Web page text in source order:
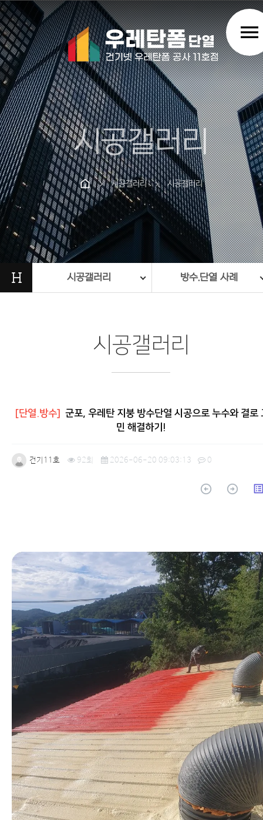
menu
시공갤러리
chevron_right 시공갤러리 chevron_right 시공갤러리
H 시공갤러리 방수.단열 사례
시공갤러리
[단열.방수]
군포, 우레탄 지붕 방수단열 시공으로 누수와 결로
민 해결하기!
건기11호 92회 2026-06-20 09:03:13 0
arrow_circle_up arrow_circle_up